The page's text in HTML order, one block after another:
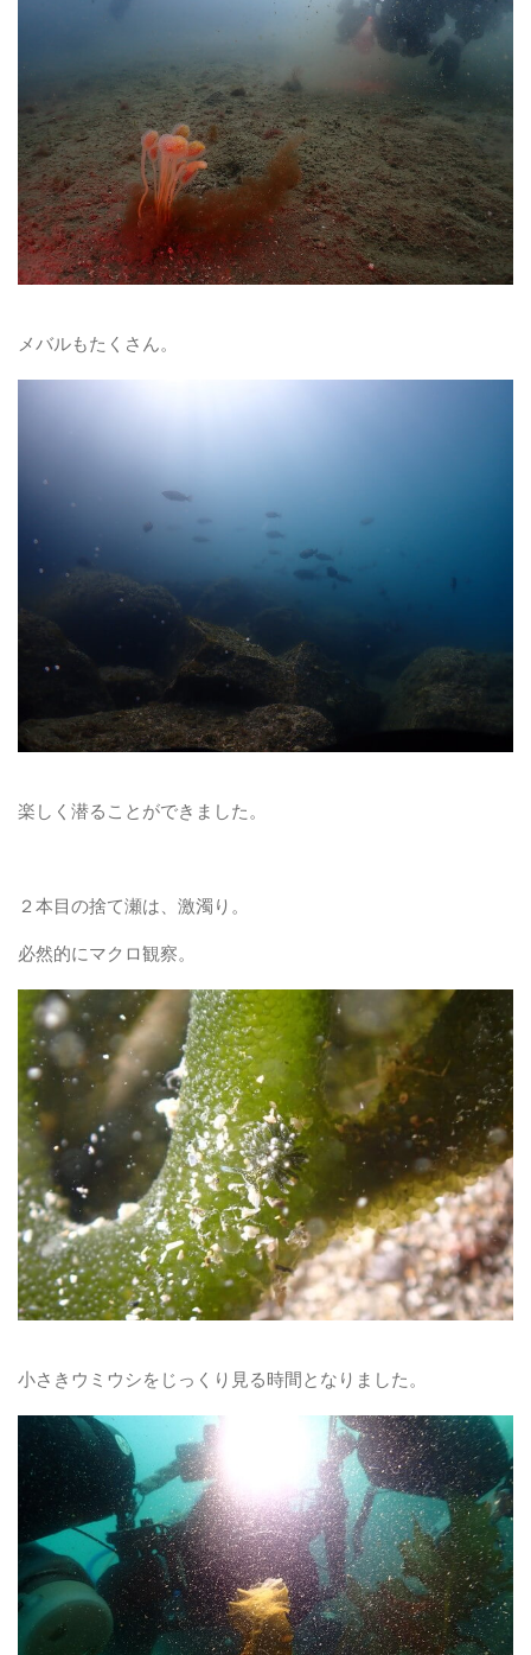
メバルもたくさん。
楽しく潜ることができました。
２本目の捨て瀬は、激濁り。
必然的にマクロ観察。
小さきウミウシをじっくり見る時間となりました。